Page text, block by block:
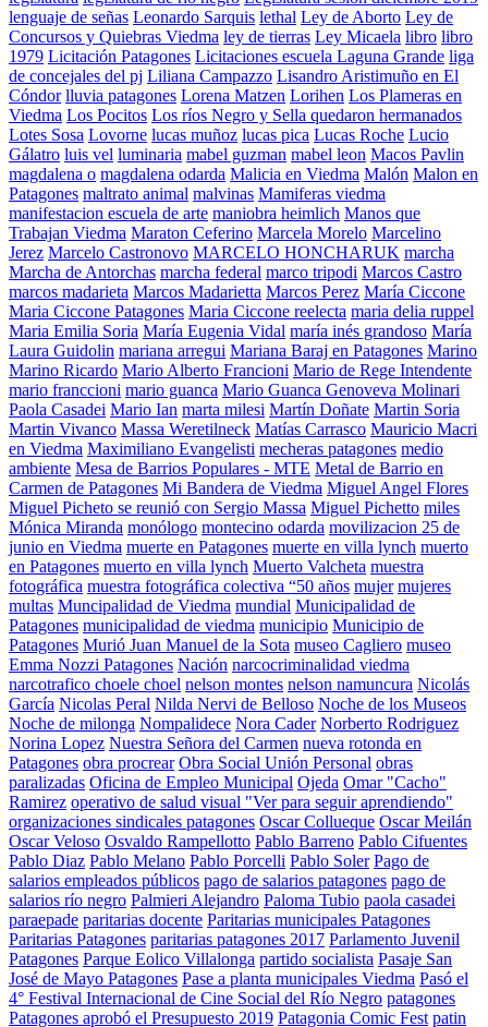
lenguaje de señas Leonardo Sarquis lethal Ley de Aborto Ley de
Concursos y Quiebras Viedma ley de tierras Ley Micaela libro libro
1979 Licitación Patagones Licitaciones escuela Laguna Grande liga
de concejales del pj Liliana Campazzo Lisandro Aristimuño en El
Cóndor lluvia patagones Lorena Matzen Lorihen Los Plameras en
Viedma Los Pocitos Los ríos Negro y Sella quedaron hermanados
Lotes Sosa Lovorne lucas muñoz lucas pica Lucas Roche Lucio
Gálatro luis vel luminaria mabel guzman mabel leon Macos Pavlin
magdalena o magdalena odarda Malicia en Viedma Malón Malon en
Patagones maltrato animal malvinas Mamiferas viedma
manifestacion escuela de arte maniobra heimlich Manos que
Trabajan Viedma Maraton Ceferino Marcela Morelo Marcelino
Jerez Marcelo Castronovo MARCELO HONCHARUK marcha
Marcha de Antorchas marcha federal marco tripodi Marcos Castro
marcos madarieta Marcos Madarietta Marcos Perez María Ciccone
Maria Ciccone Patagones Maria Ciccone reelecta maria delia ruppel
Maria Emilia Soria María Eugenia Vidal maría inés grandoso María
Laura Guidolin mariana arregui Mariana Baraj en Patagones Marino
Marino Ricardo Mario Alberto Francioni Mario de Rege Intendente
mario franccioni mario guanca Mario Guanca Genoveva Molinari
Paola Casadei Mario Ian marta milesi Martín Doñate Martin Soria
Martin Vivanco Massa Weretilneck Matías Carrasco Mauricio Macri
en Viedma Maximiliano Evangelisti mecheras patagones medio
ambiente Mesa de Barrios Populares - MTE Metal de Barrio en
Carmen de Patagones Mi Bandera de Viedma Miguel Angel Flores
Miguel Picheto se reunió con Sergio Massa Miguel Pichetto miles
Mónica Miranda monólogo montecino odarda movilizacion 25 de
junio en Viedma muerte en Patagones muerte en villa lynch muerto
en Patagones muerto en villa lynch Muerto Valcheta muestra
fotográfica muestra fotográfica colectiva “50 años mujer mujeres
multas Muncipalidad de Viedma mundial Municipalidad de
Patagones municipalidad de viedma municipio Municipio de
Patagones Murió Juan Manuel de la Sota museo Cagliero museo
Emma Nozzi Patagones Nación narcocriminalidad viedma
narcotrafico choele choel nelson montes nelson namuncura Nicolás
García Nicolas Peral Nilda Nervi de Belloso Noche de los Museos
Noche de milonga Nompalidece Nora Cader Norberto Rodriguez
Norina Lopez Nuestra Señora del Carmen nueva rotonda en
Patagones obra procrear Obra Social Unión Personal obras
paralizadas Oficina de Empleo Municipal Ojeda Omar "Cacho"
Ramirez operativo de salud visual "Ver para seguir aprendiendo"
organizaciones sindicales patagones Oscar Collueque Oscar Meilán
Oscar Veloso Osvaldo Rampellotto Pablo Barreno Pablo Cifuentes
Pablo Diaz Pablo Melano Pablo Porcelli Pablo Soler Pago de
salarios empleados públicos pago de salarios patagones pago de
salarios río negro Palmieri Alejandro Paloma Tubio paola casadei
paraepade paritarias docente Paritarias municipales Patagones
Paritarias Patagones paritarias patagones 2017 Parlamento Juvenil
Patagones Parque Eolico Villalonga partido socialista Pasaje San
José de Mayo Patagones Pase a planta municipales Viedma Pasó el
4° Festival Internacional de Cine Social del Río Negro patagones
Patagones aprobó el Presupuesto 2019 Patagonia Comic Fest patin